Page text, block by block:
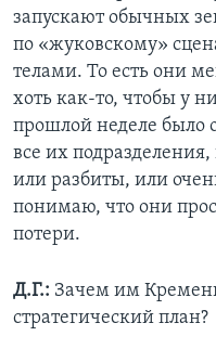
запускают обычных
по «жуковскому»
телами. То есть они
хоть как-то, чтобы у
прошлой неделе было
все их
или разбиты, или
понимаю, что они
потери.
Д.Г.: Зачем им
стратегический план?